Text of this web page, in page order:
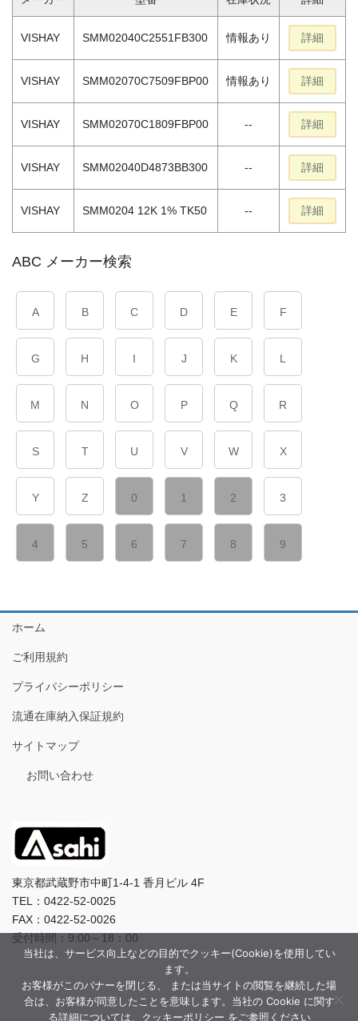
VISHAY SMM02040C2551FB300 情報あり 詳細
VISHAY SMM02070C7509FBP00 情報あり 詳細
VISHAY SMM02070C1809FBP00 -- 詳細
VISHAY SMM02040D4873BB300 -- 詳細
VISHAY SMM0204 12K 1% TK50 -- 詳細
ABC メーカー検索
A B C D E F
G H I J K L
M N O P Q R
S T U V W X
Y Z 0 1 2 3
4 5 6 7 8 9
ホーム
ご利用規約
プライバシーポリシー
流通在庫納入保証規約
サイトマップ
お問い合わせ
東京都武蔵野市中町1-4-1 香月ビル 4F
TEL：0422-52-0025
FAX：0422-52-0026
受付時間：9:00～18：00
当社は、サービス向上などの目的でクッキー(Cookie)を使用してい
ます。
お客様がこのバナーを閉じる、 または当サイトの閲覧を継続した場
合は、お客様が同意したことを意味します。当社の Cookie に関す
る詳細については、クッキーポリシー をご参照ください